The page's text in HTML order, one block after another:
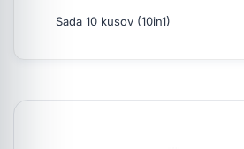
Sada 10 kusov (10in1)